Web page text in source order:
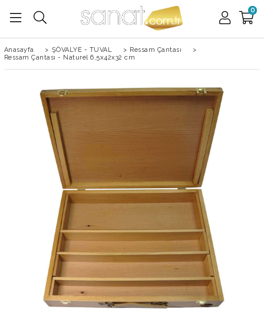
0
Anasayfa > ŞÖVALYE - TUVAL > Ressam Çantası
>
Ressam Çantası - Naturel 6,5x42x32 cm